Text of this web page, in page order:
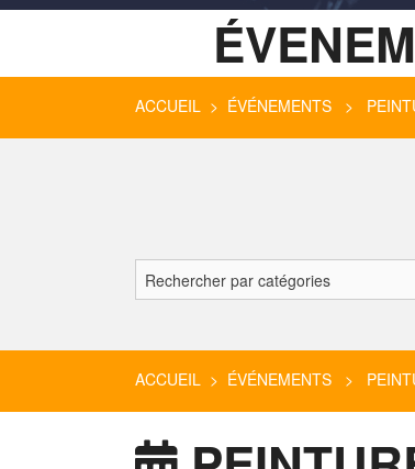
ACCUEIL > ÉVÉNEMENTS >
ACCUEIL > ÉVÉNEMENTS >